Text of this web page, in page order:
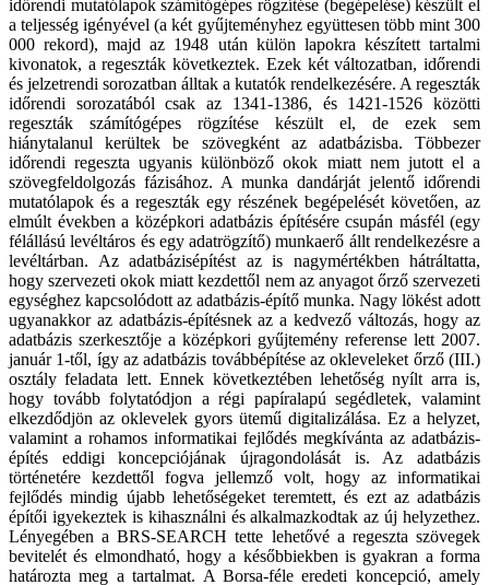
időrendi mutatólapok számítógépes rögzítése (begépelése) készült el
a teljesség igényével (a két gyűjteményhez együttesen több mint 300
000 rekord), majd az 1948 után külön lapokra készített tartalmi
kivonatok, a regeszták következtek. Ezek két változatban, időrendi
és jelzetrendi sorozatban álltak a kutatók rendelkezésére. A regeszták
időrendi sorozatából csak az 1341-1386, és 1421-1526 közötti
regeszták számítógépes rögzítése készült el, de ezek sem
hiánytalanul kerültek be szövegként az adatbázisba. Többezer
időrendi regeszta ugyanis különböző okok miatt nem jutott el a
szövegfeldolgozás fázisához. A munka dandárját jelentő időrendi
mutatólapok és a regeszták egy részének begépelését követően, az
elmúlt években a középkori adatbázis építésére csupán másfél (egy
félállású levéltáros és egy adatrögzítő) munkaerő állt rendelkezésre a
levéltárban. Az adatbázisépítést az is nagymértékben hátráltatta,
hogy szervezeti okok miatt kezdettől nem az anyagot őrző szervezeti
egységhez kapcsolódott az adatbázis-építő munka. Nagy lökést adott
ugyanakkor az adatbázis-építésnek az a kedvező változás, hogy az
adatbázis szerkesztője a középkori gyűjtemény referense lett 2007.
január 1-től, így az adatbázis továbbépítése az okleveleket őrző (III.)
osztály feladata lett. Ennek következtében lehetőség nyílt arra is,
hogy tovább folytatódjon a régi papíralapú segédletek, valamint
elkezdődjön az oklevelek gyors ütemű digitalizálása. Ez a helyzet,
valamint a rohamos informatikai fejlődés megkívánta az adatbázis-
építés eddigi koncepciójának újragondolását is. Az adatbázis
történetére kezdettől fogva jellemző volt, hogy az informatikai
fejlődés mindig újabb lehetőségeket teremtett, és ezt az adatbázis
építői igyekeztek is kihasználni és alkalmazkodtak az új helyzethez.
Lényegében a BRS-SEARCH tette lehetővé a regeszta szövegek
bevitelét és elmondható, hogy a későbbiekben is gyakran a forma
határozta meg a tartalmat. A Borsa-féle eredeti koncepció, amely